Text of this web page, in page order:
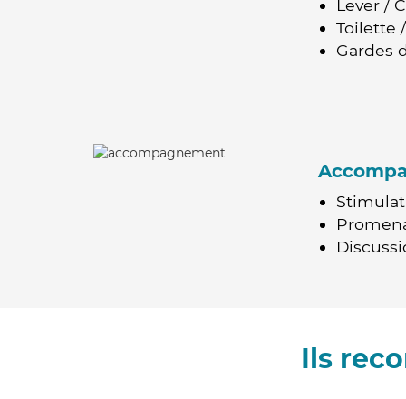
Lever /
Toilette
Gardes
Ils